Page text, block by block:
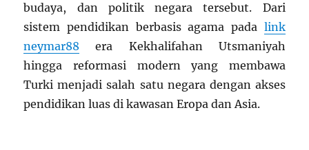
budaya, dan politik negara tersebut. Dari
sistem pendidikan berbasis agama pada link
neymar88 era Kekhalifahan Utsmaniyah
hingga reformasi modern yang membawa
Turki menjadi salah satu negara dengan akses
pendidikan luas di kawasan Eropa dan Asia.